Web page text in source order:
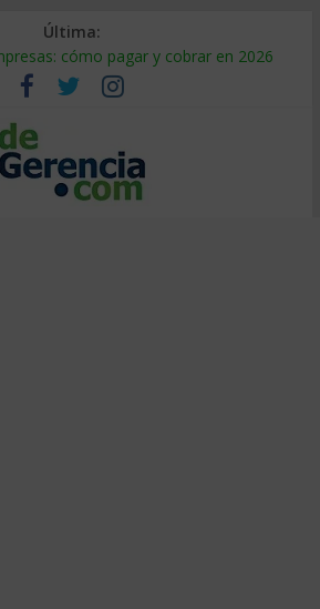
Última:
cómo pagar y cobrar en 2026
es y por qué sale tan caro
cómo auditarla a tiempo
cadena de suministro: qué hacer
EE. UU.: cómo segmentarlo y venderle